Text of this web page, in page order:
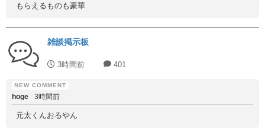
もらえるものも豪華
雑談掲示板
3時間前 401
hoge 3時間前
元太くんおるやん